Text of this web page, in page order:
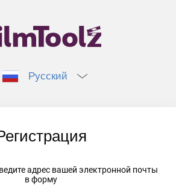
Русский
адрес вашей электронной почты
в форму